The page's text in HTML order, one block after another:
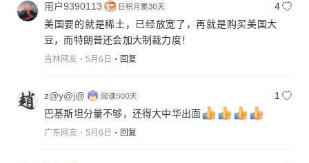
用户9390113
4
美国要的就是稀土，已经放宽了，再就是购买美国大
豆，而特朗普还会加大制裁力度！
吉林网友 5月6日 回复
z@y@j@
1
巴基斯坦分量不够，还得大中华出面
广东网友 5月6日 回复